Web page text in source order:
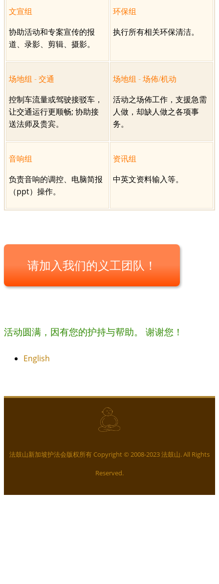
文宣组
协助活动和专案宣传的报
道、录影、剪辑、摄影。
环保组
执行所有相关环保清洁。
场地组 - 交通
控制车流量或驾驶接驳车，
让交通运行更顺畅; 协助接
送法师及贵宾。
场地组 - 场佈/机动
活动之场佈工作，支援急需
人做，却缺人做之各项事
务。
音响组
负责音响的调控、电脑简报
（ppt）操作。
资讯组
中英文资料输入等。
请加入我们的义工团队！
活动圆满，因有您的护持与帮助。 谢谢您！
English
法鼓山新加坡护法会版权所有 Copyright © 2008-2023 法鼓山. All Rights
Reserved.